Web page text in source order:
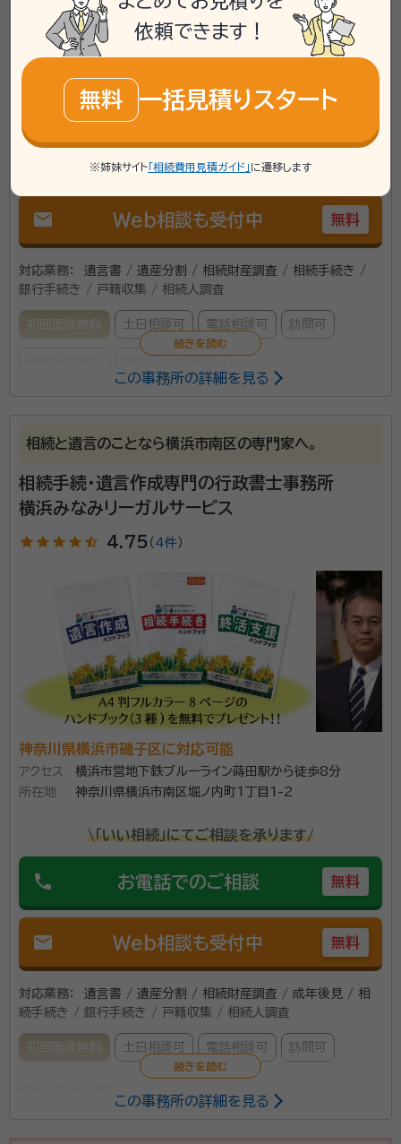
神奈川県横浜市磯子区に対応可能
アクセス
京急線 横須賀中央駅 徒歩5分
所在地
\「いい相続」にてご相談を承ります/
お電話でのご相談
mail Web相談も受付中 無料
対応業務：
遺言書 / 遺産分割 / 相続財産調査 / 相続手続き /
銀行手続き / 戸籍収集 / 相続人調査
初回面談無料 土日相談可 電話相談可 訪問可
大友 康生
終活カウンセラー、相続手続カウンセラー、相続診断士、行
経歴： 商店の二代目として生まれ、電子機器のベンチャー企業で取締役営
折りの先生の元で最新の知識とノウハウを身に着けました。『地元密着』を
とをお約束します。 相続・遺言・生前対策専門の行政書士。インターネット
な対応が評価されている。相談は完全無料。電話・メール・ZOOMで完結
すぐ来てくれた。全部やってくれると言われたので、頼りになると感じ
契約後の感想
メールでの質問にも、すぐに回答してくれて、疑問点が解消した
『相続』『遺言』『終活』『家族信託』は、ご本人様だけでな
く、ご家族の方々の幸せな人生に大きな影響を与えると
ても大切なものです。 私共の事務所では、ご依頼人様
が一生をかけて築いた大切な財産や、ご先祖様から受
いでいただくお手伝いをさせていただきます。また、財
いをご家族の方々にしっかりお伝えすることを大事にし
ております。そして、ご依頼人様やご家族の方々の生活
や老後の不安を、できる限り解消することで、ご依頼人
様に安心と満足をお届けし、悔いのない人生を全うして
いただきたいという思いで仕事に取り組んでおります。
終活カウンセラー、相続手続カウンセラー、相続診断士、行
所属団体：
神奈川県行政書士会 身元保証相談士協会 相続診断士
協会 終活カウンセラー協会 家族信託普及協会
この事務所の詳細を見る
相続と遺言のことなら横浜市南区の専門家へ。
相続手続・遺言作成専門の行政書士事務所
横浜みなみリーガルサービス
star star star star star_half 4.75 （ 4件 ）
神奈川県横浜市磯子区に対応可能
アクセス
横浜市営地下鉄ブルーライン蒔田駅から徒歩8分
所在地
神奈川県横浜市南区堀ノ内町1丁目1-2
\「いい相続」にてご相談を承ります/
phone お電話でのご相談 無料
mail Web相談も受付中 無料
対応業務：
遺言書 / 遺産分割 / 相続財産調査 / 成年後見 / 相
続手続き / 銀行手続き / 戸籍収集 / 相続人調査
初回面談無料 土日相談可 電話相談可 訪問可
この事務所の詳細を見る
依頼できます！
無料 一括見積りスタート
※姉妹サイト 「相続費用見積ガイド」 に遷移します